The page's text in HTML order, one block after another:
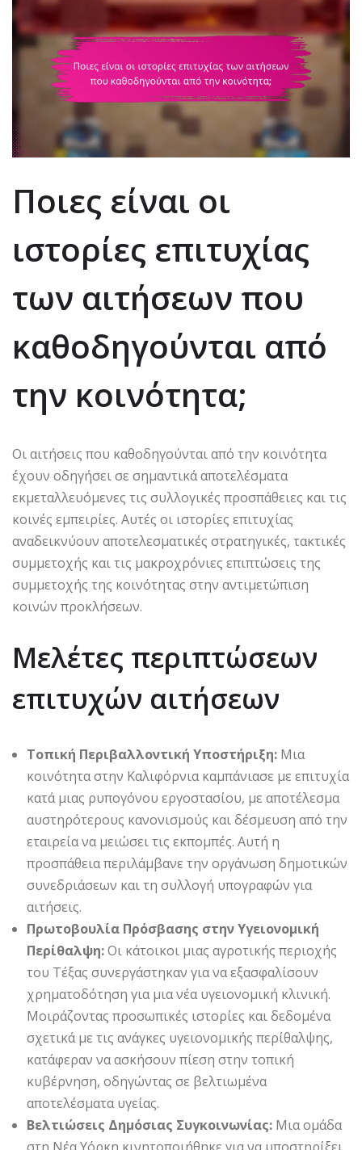
Ποιες είναι οι
ιστορίες επιτυχίας
των αιτήσεων που
καθοδηγούνται από
την κοινότητα;
Οι αιτήσεις που καθοδηγούνται από την κοινότητα
έχουν οδηγήσει σε σημαντικά αποτελέσματα
εκμεταλλευόμενες τις συλλογικές προσπάθειες και τις
κοινές εμπειρίες. Αυτές οι ιστορίες επιτυχίας
αναδεικνύουν αποτελεσματικές στρατηγικές, τακτικές
συμμετοχής και τις μακροχρόνιες επιπτώσεις της
συμμετοχής της κοινότητας στην αντιμετώπιση
κοινών προκλήσεων.
Μελέτες περιπτώσεων
επιτυχών αιτήσεων
Τοπική Περιβαλλοντική Υποστήριξη: Μια
κοινότητα στην Καλιφόρνια καμπάνιασε με επιτυχία
κατά μιας ρυπογόνου εργοστασίου, με αποτέλεσμα
αυστηρότερους κανονισμούς και δέσμευση από την
εταιρεία να μειώσει τις εκπομπές. Αυτή η
προσπάθεια περιλάμβανε την οργάνωση δημοτικών
συνεδριάσεων και τη συλλογή υπογραφών για
αιτήσεις.
Πρωτοβουλία Πρόσβασης στην Υγειονομική
Περίθαλψη:Οι κάτοικοι μιας αγροτικής περιοχής
του Τέξας συνεργάστηκαν για να εξασφαλίσουν
χρηματοδότηση για μια νέα υγειονομική κλινική.
Μοιράζοντας προσωπικές ιστορίες και δεδομένα
σχετικά με τις ανάγκες υγειονομικής περίθαλψης,
κατάφεραν να ασκήσουν πίεση στην τοπική
κυβέρνηση, οδηγώντας σε βελτιωμένα
αποτελέσματα υγείας.
Βελτιώσεις Δημόσιας Συγκοινωνίας: Μια ομάδα